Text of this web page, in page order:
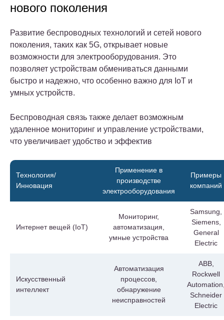
нового поколения
Развитие беспроводных технологий и сетей нового
поколения, таких как 5G, открывает новые
возможности для электрооборудования. Это
позволяет устройствам обмениваться данными
быстро и надежно, что особенно важно для IoT и
умных устройств.
Беспроводная связь также делает возможным
удаленное мониторинг и управление устройствами,
что увеличивает удобство и эффектив
Технология/
Инновация
Применение в
производстве
электрооборудования
Примеры
компаний
Интернет вещей (IoT)
Мониторинг,
автоматизация,
умные устройства
Samsung,
Siemens,
General
Electric
Искусственный
интеллект
Автоматизация
процессов,
обнаружение
неисправностей
ABB,
Rockwell
Schneider
Electric